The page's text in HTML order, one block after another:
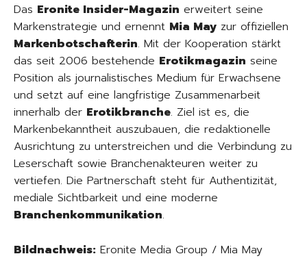
Das Eronite Insider-Magazin erweitert seine
Markenstrategie und ernennt Mia May zur offiziellen
Markenbotschafterin. Mit der Kooperation stärkt
das seit 2006 bestehende Erotikmagazin seine
Position als journalistisches Medium für Erwachsene
und setzt auf eine langfristige Zusammenarbeit
innerhalb der Erotikbranche. Ziel ist es, die
Markenbekanntheit auszubauen, die redaktionelle
Ausrichtung zu unterstreichen und die Verbindung zu
Leserschaft sowie Branchenakteuren weiter zu
vertiefen. Die Partnerschaft steht für Authentizität,
mediale Sichtbarkeit und eine moderne
Branchenkommunikation.
Bildnachweis: Eronite Media Group / Mia May